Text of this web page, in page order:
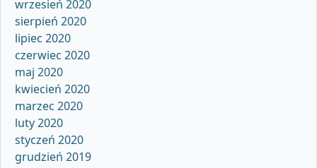
wrzesień 2020
sierpień 2020
lipiec 2020
czerwiec 2020
maj 2020
kwiecień 2020
marzec 2020
luty 2020
styczeń 2020
grudzień 2019